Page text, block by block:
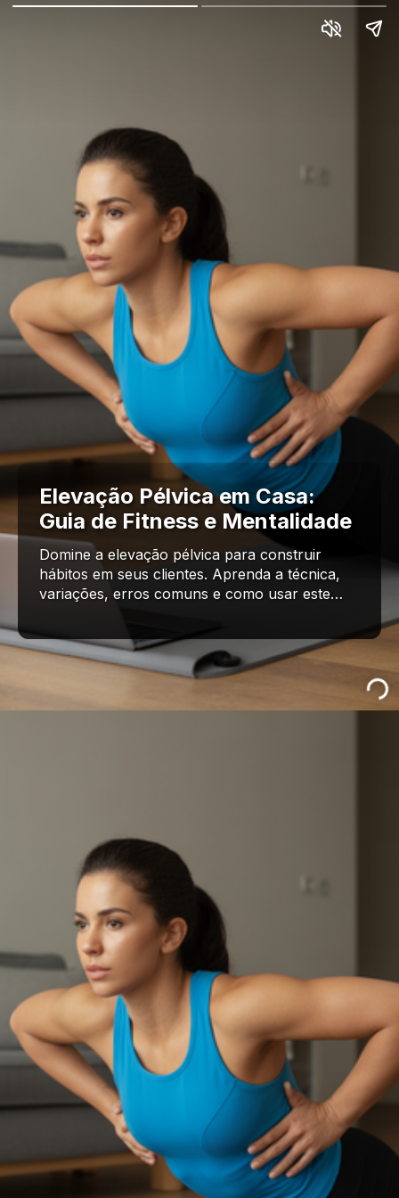
Elevação Pélvica em Casa:
Guia de Fitness e Mentalidade
Domine a elevação pélvica para construir
hábitos em seus clientes. Aprenda a técnica,
variações, erros comuns e como usar este…